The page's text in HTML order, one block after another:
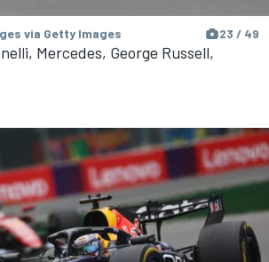
via Getty Images 23 / 49
Mercedes, George Russell,